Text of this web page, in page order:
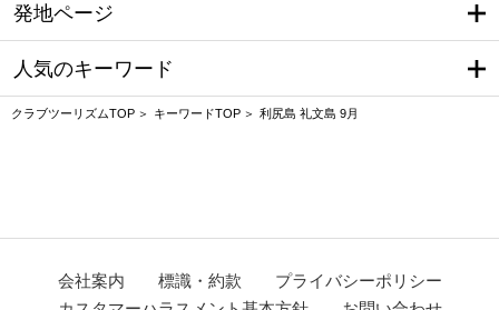
発地ページ
人気のキーワード
クラブツーリズムTOP キーワードTOP 利尻島 礼文島 9月
会社案内 標識・約款
プライバシーポリシー